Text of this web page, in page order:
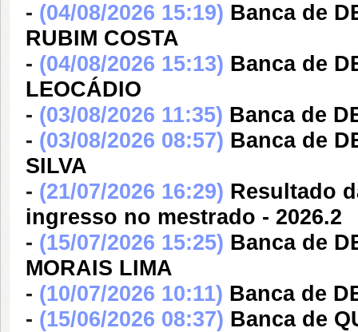
- (04/08/2026 15:19) Banca de
RUBIM COSTA
- (04/08/2026 15:13) Banca de
LEOCÁDIO
- (03/08/2026 11:35) Banca de
- (03/08/2026 08:57) Banca de
SILVA
- (21/07/2026 16:29) Resultado
ingresso no mestrado - 2026.2
- (15/07/2026 15:25) Banca de
MORAIS LIMA
- (10/07/2026 10:11) Banca de
- (15/06/2026 08:37) Banca de